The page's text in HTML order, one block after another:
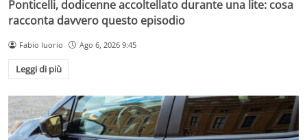
Ponticelli, dodicenne accoltellato durante una lite: cosa
racconta davvero questo episodio
Fabio Iuorio Ago 6, 2026 9:45
Leggi di più